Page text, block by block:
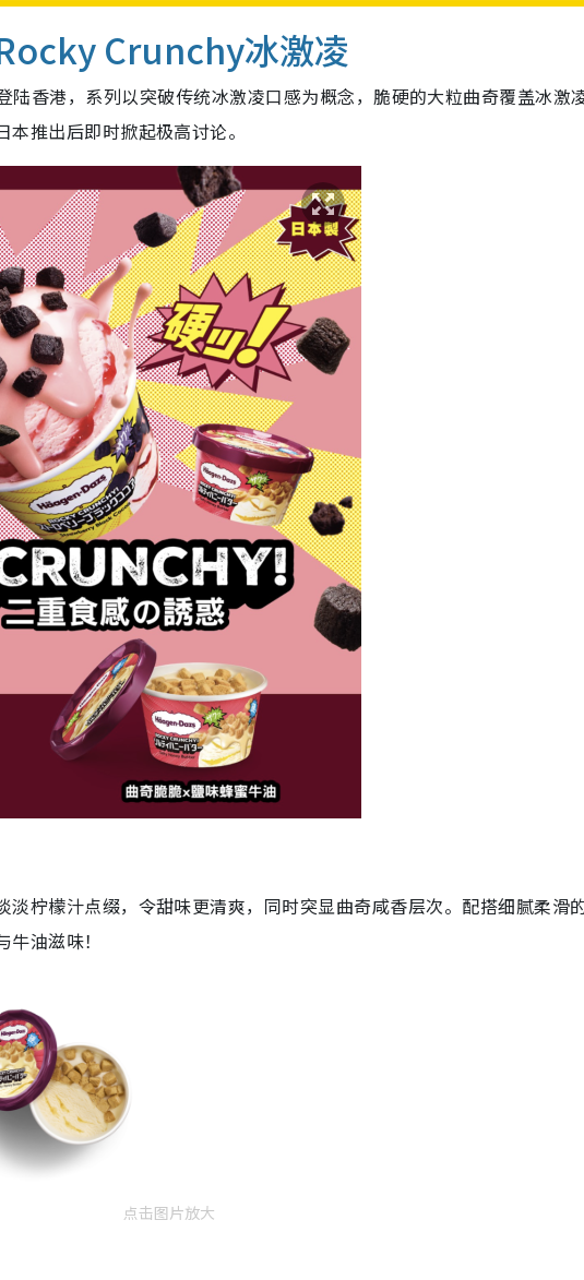
Crunchy冰激凌
陆香港，系列以突破传统冰激凌口感为概念，脆硬的大粒曲奇覆盖冰激
推出后即时掀起极高讨论。
淡柠檬汁点缀，令甜味更清爽，同时突显曲奇咸香层次。配搭细腻柔滑
油滋味！
点击图片放大